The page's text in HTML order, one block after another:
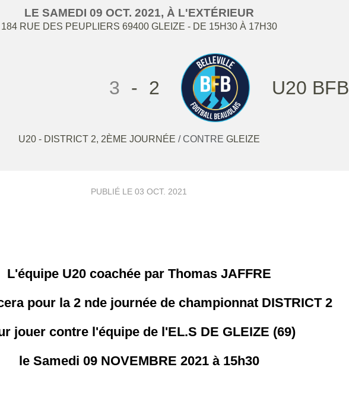
LE SAMEDI 09 OCT. 2021, À L'EXTÉRIEUR
184 RUE DES PEUPLIERS 69400 GLEIZE - DE 15H30 À 17H30
3 - 2 U20 BFB
U20 - DISTRICT 2, 2ÈME JOURNÉE / CONTRE GLEIZE
PUBLIÉ LE 03 OCT. 2021
L'équipe U20 coachée par Thomas JAFFRE
pour la 2 nde journée de championnat DISTRICT 2
jouer contre l'équipe de l'EL.S DE GLEIZE (69)
le Samedi 09 NOVEMBRE 2021 à 15h30